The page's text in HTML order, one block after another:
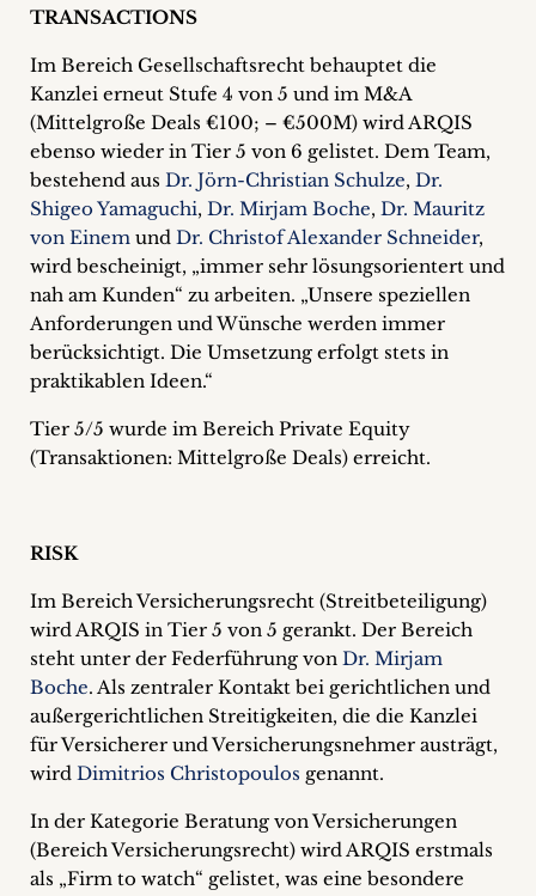
TRANSACTIONS
Im Bereich Gesellschaftsrecht behauptet die
Kanzlei erneut Stufe 4 von 5 und im M&A
(Mittelgroße Deals €100; – €500M) wird ARQIS
ebenso wieder in Tier 5 von 6 gelistet. Dem Team,
bestehend aus Dr. Jörn-Christian Schulze, Dr.
Shigeo Yamaguchi, Dr. Mirjam Boche, Dr. Mauritz
von Einem und Dr. Christof Alexander Schneider,
wird bescheinigt, „immer sehr lösungsorientert und
nah am Kunden“ zu arbeiten. „Unsere speziellen
Anforderungen und Wünsche werden immer
berücksichtigt. Die Umsetzung erfolgt stets in
praktikablen Ideen.“
Tier 5/5 wurde im Bereich Private Equity
(Transaktionen: Mittelgroße Deals) erreicht.
RISK
Im Bereich Versicherungsrecht (Streitbeteiligung)
wird ARQIS in Tier 5 von 5 gerankt. Der Bereich
steht unter der Federführung von Dr. Mirjam
Boche. Als zentraler Kontakt bei gerichtlichen und
außergerichtlichen Streitigkeiten, die die Kanzlei
für Versicherer und Versicherungsnehmer austrägt,
wird Dimitrios Christopoulos genannt.
In der Kategorie Beratung von Versicherungen
(Bereich Versicherungsrecht) wird ARQIS erstmals
als „Firm to watch“ gelistet, was eine besondere